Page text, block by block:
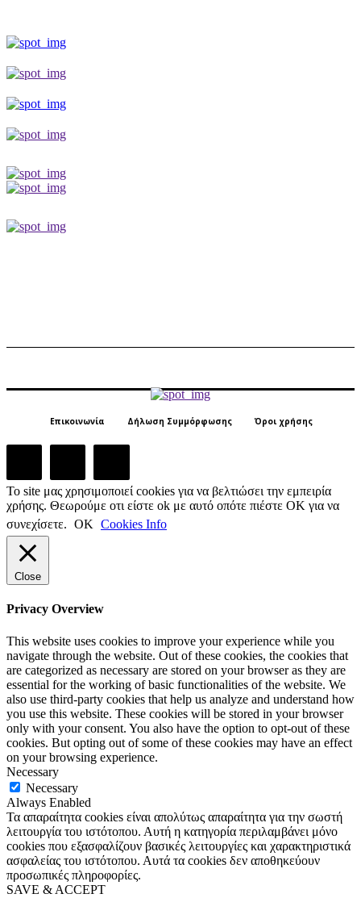
Επικοινωνία Δήλωση Συμμόρφωσης Όροι χρήσης
Το site μας χρησιμοποιεί cookies για να βελτιώσει την εμπειρία
χρήσης. Θεωρούμε οτι είστε ok με αυτό οπότε πιέστε ΟΚ για να
συνεχίσετε. ΟΚ Cookies Info
Close
Privacy Overview
This website uses cookies to improve your experience while you
navigate through the website. Out of these cookies, the cookies that
are categorized as necessary are stored on your browser as they are
essential for the working of basic functionalities of the website. We
also use third-party cookies that help us analyze and understand how
you use this website. These cookies will be stored in your browser
only with your consent. You also have the option to opt-out of these
cookies. But opting out of some of these cookies may have an effect
on your browsing experience.
Necessary
Necessary
Always Enabled
Τα απαραίτητα cookies είναι απολύτως απαραίτητα για την σωστή
λειτουργία του ιστότοπου. Αυτή η κατηγορία περιλαμβάνει μόνο
cookies που εξασφαλίζουν βασικές λειτουργίες και χαρακτηριστικά
ασφαλείας του ιστότοπου. Αυτά τα cookies δεν αποθηκεύουν
προσωπικές πληροφορίες.
SAVE & ACCEPT